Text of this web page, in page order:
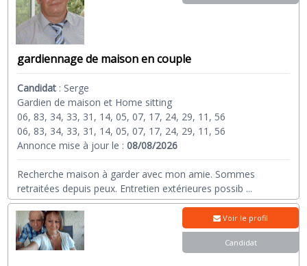
gardiennage de maison en couple
Candidat : Serge
Gardien de maison et Home sitting
06, 83, 34, 33, 31, 14, 05, 07, 17, 24, 29, 11, 56
06, 83, 34, 33, 31, 14, 05, 07, 17, 24, 29, 11, 56
Annonce mise à jour le :08/08/2026
Recherche maison à garder avec mon amie. Sommes
retraitées depuis peux. Entretien extérieures possib ...
Voir le profil
Candidat